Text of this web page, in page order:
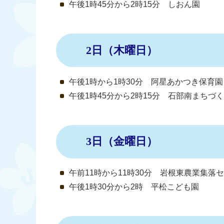
午後1時45分から2時15分 しおん園
2日（木曜日）
午後1時から1時30分 阿星あかつき保育園
午後1時45分から2時15分 石部南まちづ
3日（金曜日）
午前11時から11時30分 岩根東農業集落
午後1時30分から2時 平松こども園